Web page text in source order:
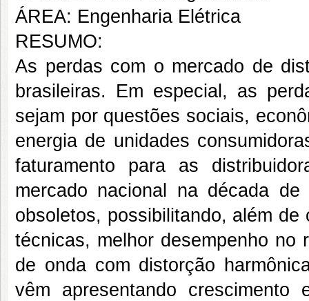
ÁREA: Engenharia Elétrica
RESUMO:
As perdas com o mercado de
brasileiras. Em especial, as
sejam por questões sociais,
energia de unidades
faturamento para as
mercado nacional na década
obsoletos, possibilitando, além
técnicas, melhor desempenho no
de onda com distorção
vêm apresentando